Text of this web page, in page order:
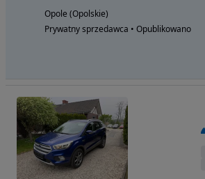
Opole (Opolskie)
Prywatny sprzedawca • Opublikowano